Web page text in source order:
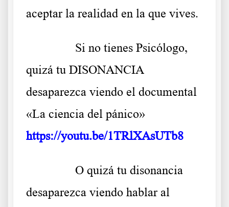
aceptar la realidad en la que vives.
Si no tienes Psicólogo,
quizá tu DISONANCIA
desaparezca viendo el documental
«La ciencia del pánico»
https://youtu.be/1TRlXAsUTb8
O quizá tu disonancia
desaparezca viendo hablar al